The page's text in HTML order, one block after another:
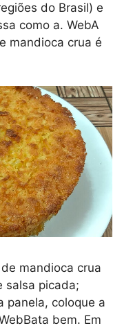
do Brasil) e
como a. WebA
mandioca crua é
mandioca crua
salsa picada;
panela, coloque a
bem. Em